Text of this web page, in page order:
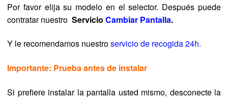
Por favor elija su modelo en el selector. Después puede
contratar nuestro Servicio Cambiar Pantalla.
Y le recomendamos nuestroservicio de recogida 24h.
Importante: Prueba antes de instalar
Si prefiere instalar la pantalla usted mismo, desconecte la